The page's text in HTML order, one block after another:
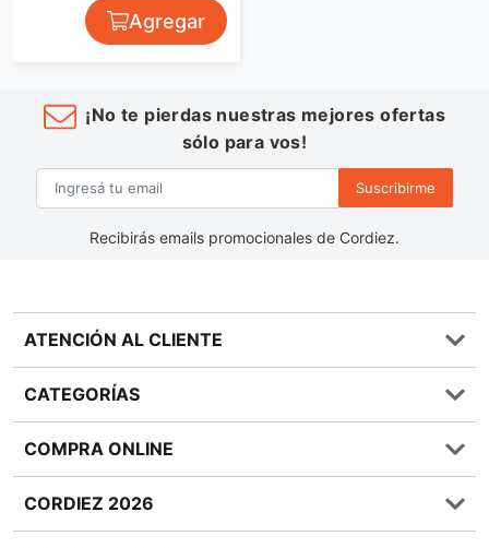
Agregar
¡No te pierdas nuestras mejores ofertas
sólo para vos!
Suscribirme
Recibirás emails promocionales de Cordiez.
ATENCIÓN AL CLIENTE
Preguntas frecuentes
0810 555 1970
Términos y condiciones
Política de Devoluciones
Bases y Condiciones de Sorteos
CATEGORÍAS
Bebidas
Lácteos
COMPRA ONLINE
Métodos de entrega
CORDIEZ 2026